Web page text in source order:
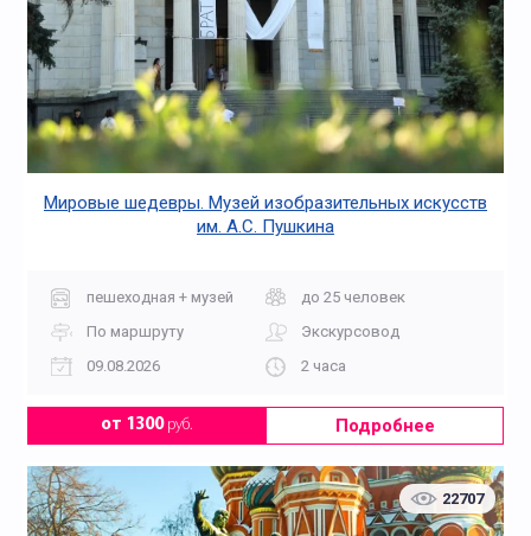
Мировые шедевры. Музей изобразительных искусств
им. А.С. Пушкина
пешеходная + музей
до 25 человек
По маршруту
Экскурсовод
09.08.2026
2 часа
от 1300руб. Подробнее
22707